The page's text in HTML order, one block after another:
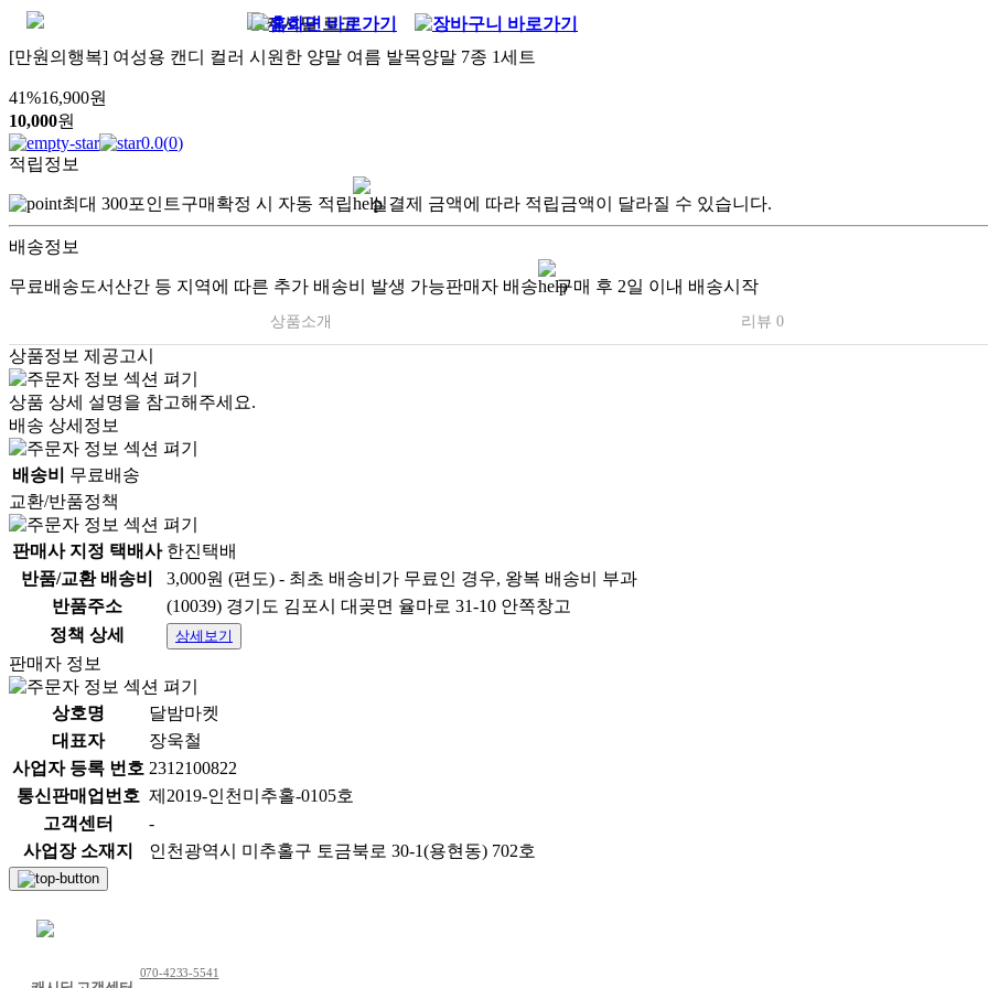
[만원의행복] 여성용 캔디 컬러 시원한 양말 여름 발목양말 7종 1세트
41%16,900원
10,000원
0.0(0)
적립정보
최대 300포인트구매확정 시 자동 적립 실결제 금액에 따라 적립금액이 달라질 수 있습니다.
배송정보
무료배송도서산간 등 지역에 따른 추가 배송비 발생 가능판매자 배송 구매 후 2일 이내 배송시작
상품소개 리뷰 0
상품정보 제공고시
상품 상세 설명을 참고해주세요.
배송 상세정보
배송비
무료배송
교환/반품정책
판매사 지정 택배사 한진택배
반품/교환 배송비
3,000원 (편도) - 최초 배송비가 무료인 경우, 왕복 배송비 부과
반품주소
(10039) 경기도 김포시 대곶면 율마로 31-10 안쪽창고
정책 상세
상세보기
판매자 정보
상호명
달밤마켓
대표자
장욱철
사업자 등록 번호 2312100822
통신판매업번호 제2019-인천미추홀-0105호
고객센터
-
사업장 소재지
인천광역시 미추홀구 토금북로 30-1(용현동) 702호
070-4233-5541